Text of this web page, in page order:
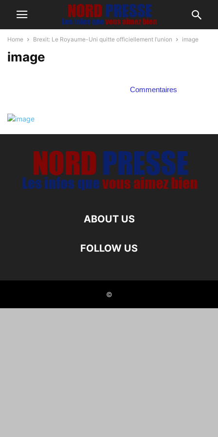
Home Brexit: Le Royaume-Uni quitte officiellement l’union image
image
Commentaires
ABOUT US
FOLLOW US
©